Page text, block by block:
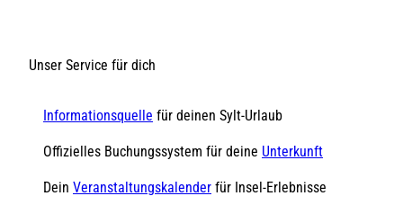
Unser Service für dich
Informationsquelle für deinen Sylt-Urlaub
Offizielles Buchungssystem für deine Unterkunft
Dein Veranstaltungskalender für Insel-Erlebnisse